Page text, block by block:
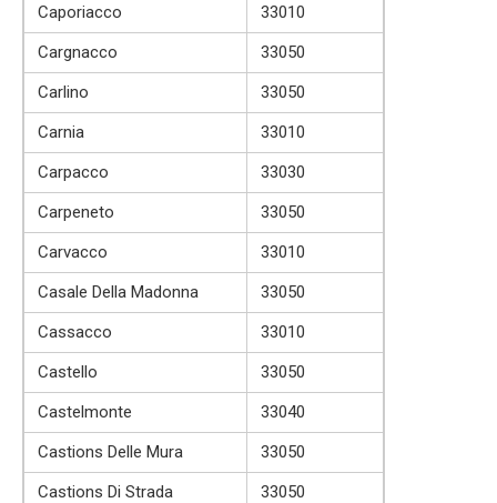
Caporiacco
33010
Cargnacco
33050
Carlino
33050
Carnia
33010
Carpacco
33030
Carpeneto
33050
Carvacco
33010
Casale Della Madonna
33050
Cassacco
33010
Castello
33050
Castelmonte
33040
Castions Delle Mura
33050
Castions Di Strada
33050